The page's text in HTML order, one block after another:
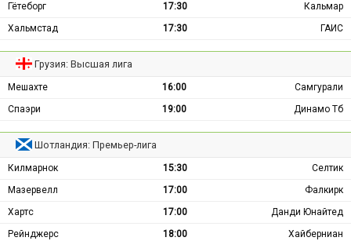
Гётеборг
17:30
Кальмар
Хальмстад
17:30 ГАИС
Грузия: Высшая лига
Мешахте 16:00
Самгурали
Спаэри
19:00 Динамо Тб
Шотландия: Премьер-лига
Килмарнок 15:30
Селтик
Мазервелл
17:00
Фалкирк
Хартс
17:00
Данди Юнайтед
Рейнджерс
18:00 Хайберниан